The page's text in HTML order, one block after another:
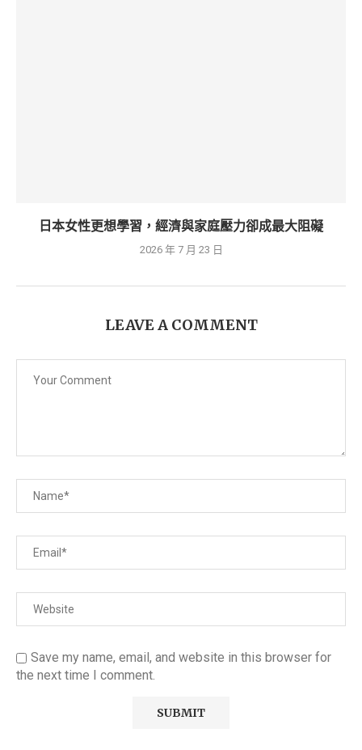
日本女性更想學習，經濟與家庭壓力卻成最大阻礙
2026 年 7 月 23 日
LEAVE A COMMENT
Save my name, email, and website in this browser for
the next time I comment.